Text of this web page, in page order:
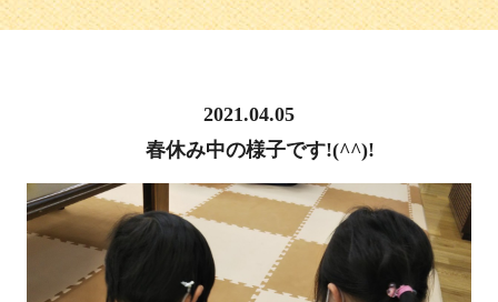
2021.04.05
春休み中の様子です!(^^)!